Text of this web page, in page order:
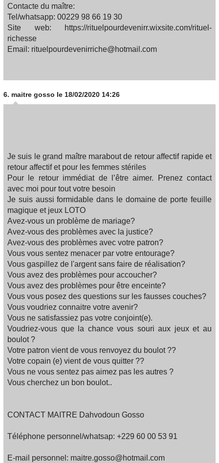
Contacte du maître:
Tel/whatsapp: 00229 98 66 19 30
Site web: https://rituelpourdevenirr.wixsite.com/rituel-
richesse
Email: rituelpourdevenirriche@hotmail.com
6. maitre gosso le 18/02/2020 14:26
Je suis le grand maître marabout de retour affectif rapide et
retour affectif et pour les femmes stériles
Pour le retour immédiat de l’être aimer. Prenez contact
avec moi pour tout votre besoin
Je suis aussi formidable dans le domaine de porte feuille
magique et jeux LOTO
Avez-vous un problème de mariage?
Avez-vous des problèmes avec la justice?
Avez-vous des problèmes avec votre patron?
Vous vous sentez menacer par votre entourage?
Vous gaspillez de l'argent sans faire de réalisation?
Vous avez des problèmes pour accoucher?
Vous avez des problèmes pour être enceinte?
Vous vous posez des questions sur les fausses couches?
Vous voudriez connaitre votre avenir?
Vous ne satisfassiez pas votre conjoint(e).
Voudriez-vous que la chance vous souri aux jeux et au
boulot ?
Votre patron vient de vous renvoyez du boulot ??
Votre copain (e) vient de vous quitter ??
Vous ne vous sentez pas aimez pas les autres ?
Vous cherchez un bon boulot..
CONTACT MAITRE Dahvodoun Gosso
Téléphone personnel/whatsap: +229 60 00 53 91
E-mail personnel: maitre.gosso@hotmail.com